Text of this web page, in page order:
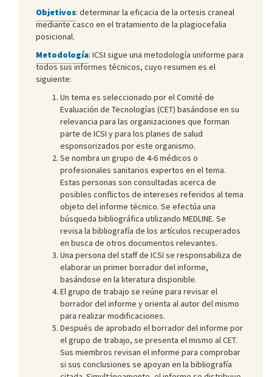
Objetivos: determinar la eficacia de la ortesis craneal
mediante casco en el tratamiento de la plagiocefalia
posicional.
Metodología: ICSI sigue una metodología uniforme para
todos sus informes técnicos, cuyo resumen es el
siguiente:
Un tema es seleccionado por el Comité de
Evaluación de Tecnologías (CET) basándose en su
relevancia para las organizaciones que forman
parte de ICSI y para los planes de salud
esponsorizados por este organismo.
Se nombra un grupo de 4-6 médicos o
profesionales sanitarios expertos en el tema.
Estas personas son consultadas acerca de
posibles conflictos de intereses referidos al tema
objeto del informe técnico. Se efectúa una
búsqueda bibliográfica utilizando MEDLINE. Se
revisa la bibliografía de los artículos recuperados
en busca de otros documentos relevantes.
Una persona del staff de ICSI se responsabiliza de
elaborar un primer borrador del informe,
basándose en la literatura disponible.
El grupo de trabajo se reúne para revisar el
borrador del informe y orienta al autor del mismo
para realizar modificaciones.
Después de aprobado el borrador del informe por
el grupo de trabajo, se presenta el mismo al CET.
Sus miembros revisan el informe para comprobar
si sus conclusiones se apoyan en la bibliografía